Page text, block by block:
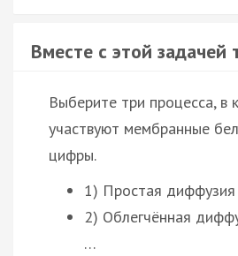
Вместе с этой
Выберите три процесса, в
участвуют мембранные
цифры.
1) Простая диффузия
2) Облегчённая
…